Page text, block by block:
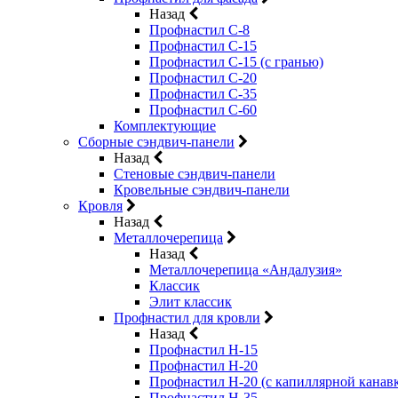
Назад
Профнастил С-8
Профнастил С-15
Профнастил С-15 (с гранью)
Профнастил С-20
Профнастил С-35
Профнастил С-60
Комплектующие
Сборные сэндвич-панели
Назад
Стеновые сэндвич-панели
Кровельные сэндвич-панели
Кровля
Назад
Металлочерепица
Назад
Металлочерепица «Андалузия»
Классик
Элит классик
Профнастил для кровли
Назад
Профнастил Н-15
Профнастил Н-20
Профнастил Н-20 (с капиллярной